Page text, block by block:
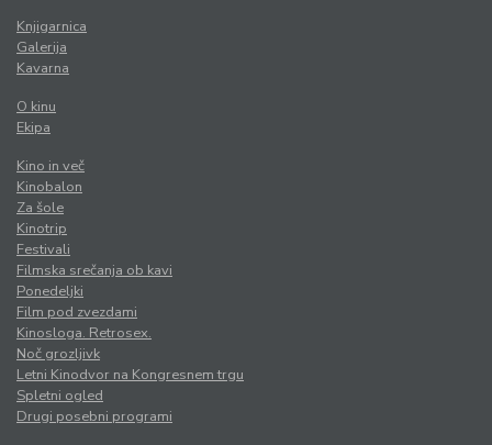
Knjigarnica
Galerija
Kavarna
O kinu
Ekipa
Kino in več
Kinobalon
Za šole
Kinotrip
Festivali
Filmska srečanja ob kavi
Ponedeljki
Film pod zvezdami
Kinosloga. Retrosex.
Noč grozljivk
Letni Kinodvor na Kongresnem trgu
Spletni ogled
Drugi posebni programi